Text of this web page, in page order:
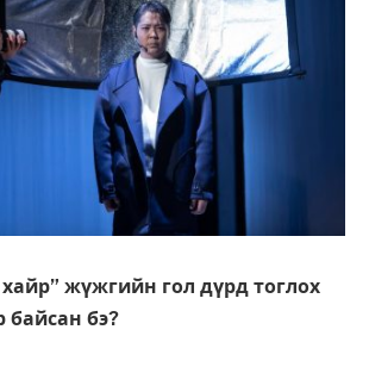
хайр” жүжгийн гол дүрд тоглох
бэ?